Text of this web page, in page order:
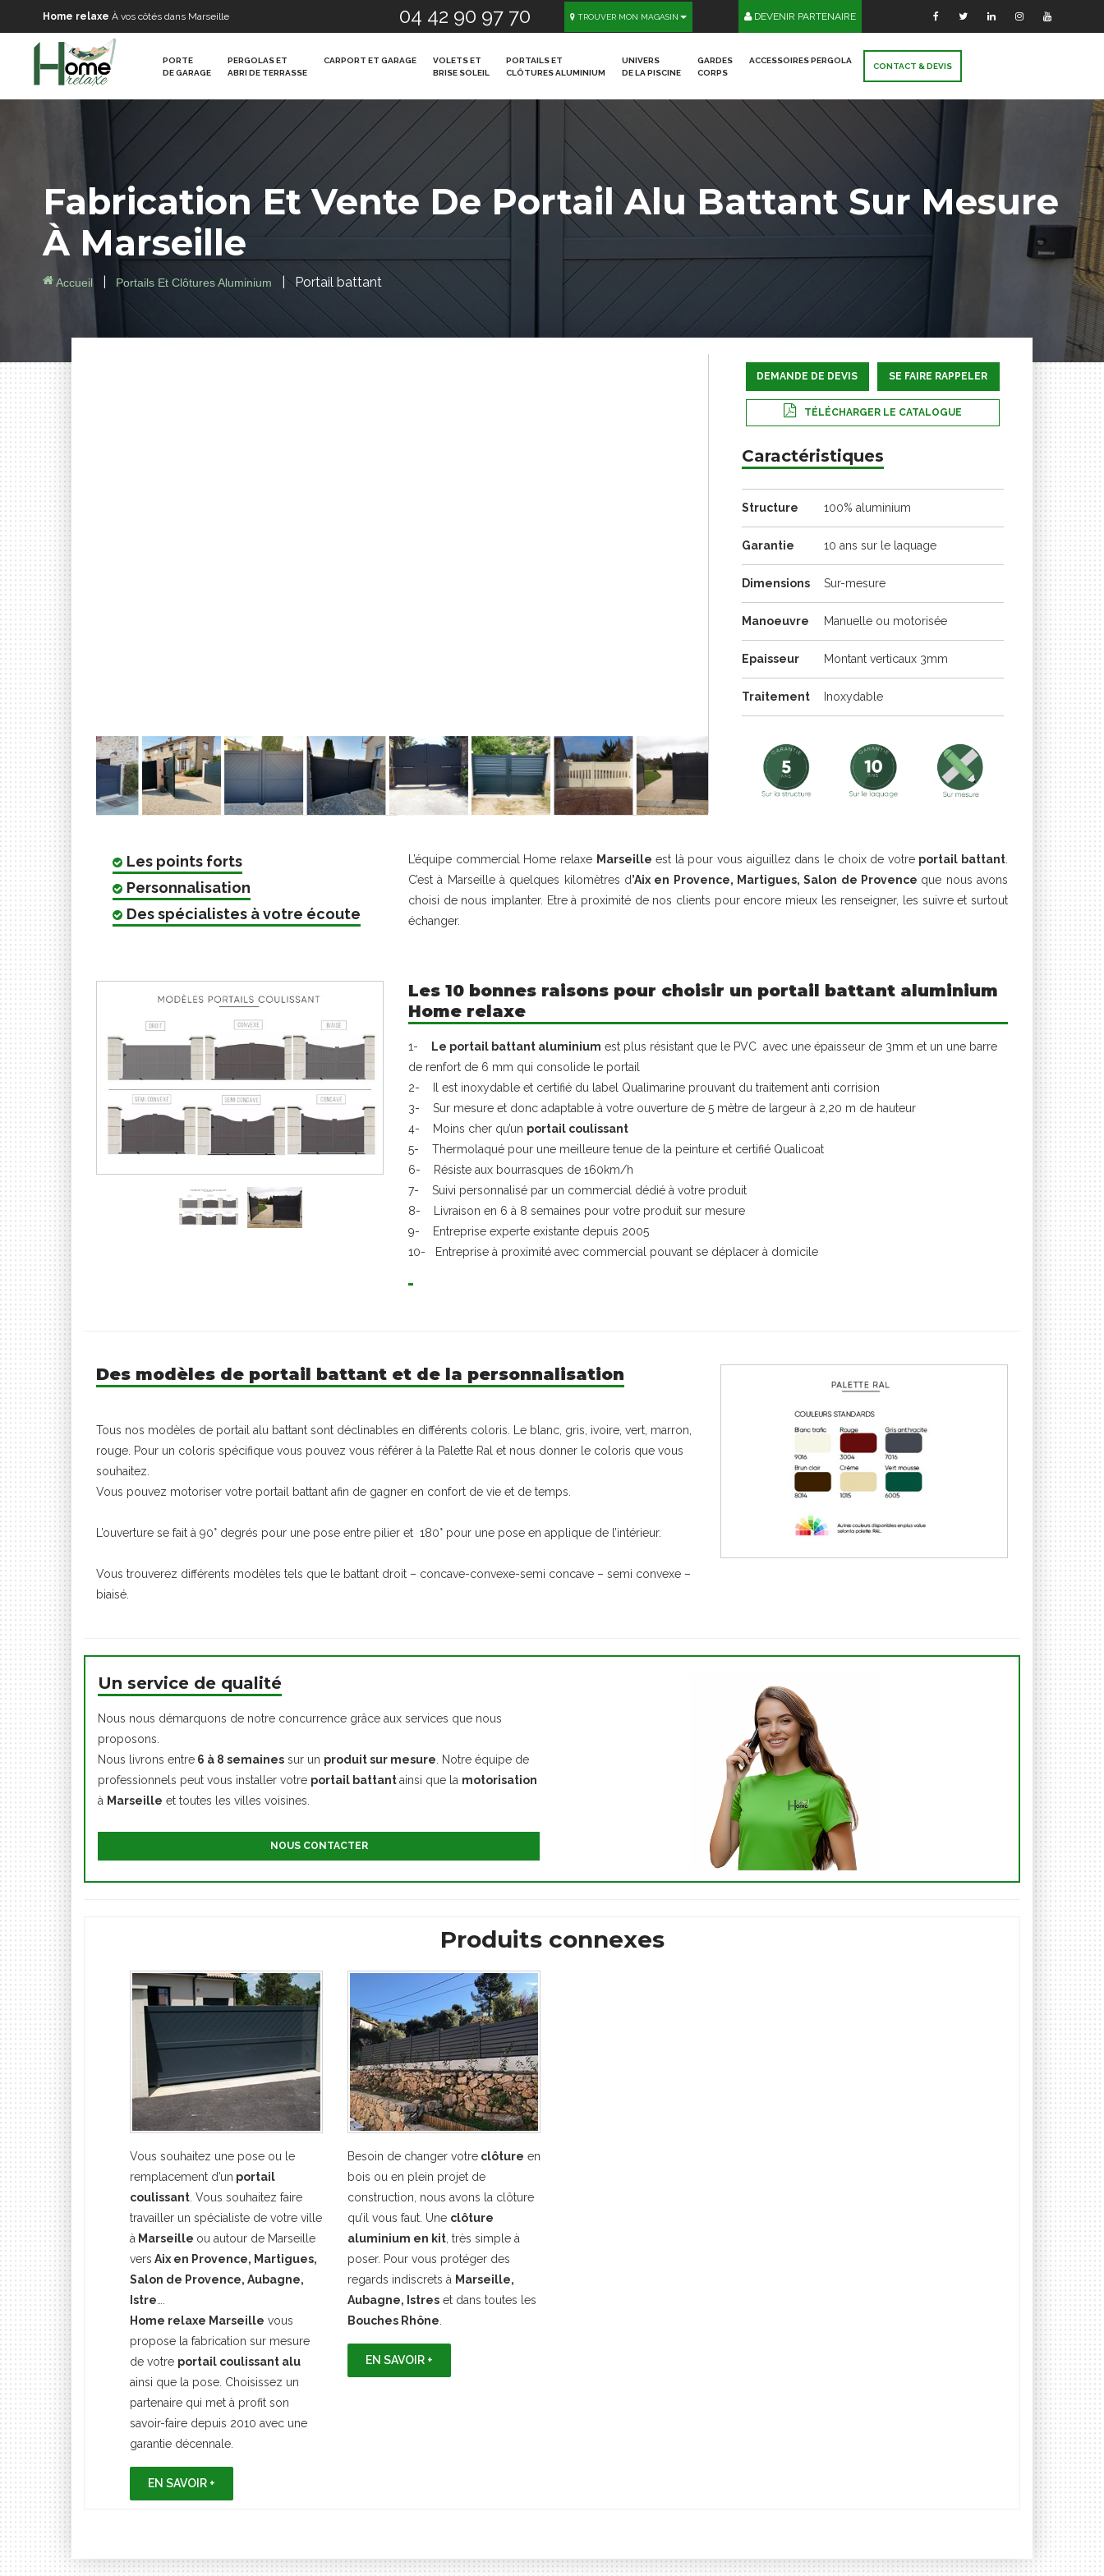
Home relaxe À vos côtés dans Marseille 04 42 90 97 70 TROUVER MON MAGASIN DEVENIR PARTENAIRE
PORTE
DE GARAGE
PERGOLAS ET
ABRI DE TERRASSE
CARPORT ET GARAGE
VOLETS ET
BRISE SOLEIL
PORTAILS ET
CLÔTURES ALUMINIUM
UNIVERS
DE LA PISCINE
GARDES
CORPS
ACCESSOIRES PERGOLA
CONTACT & DEVIS
Fabrication Et Vente DePortail Alu BattantSur Mesure
À Marseille
Accueil Portails Et Clôtures Aluminium | Portail battant
DEMANDE DE DEVIS SE FAIRE RAPPELER
TÉLÉCHARGER LE CATALOGUE
Caractéristiques
Structure 100% aluminium
Garantie 10 ans sur le laquage
Dimensions Sur-mesure
Manoeuvre Manuelle ou motorisée
Epaisseur Montant verticaux 3mm
Traitement Inoxydable
Les points forts
Personnalisation
Des spécialistes à votre écoute
L’équipe commercial Home relaxe Marseille est là pour vous aiguillez dans le choix de votre portail battant.
C’est à Marseille à quelques kilomètres d’Aix en Provence, Martigues, Salon de Provence que nous avons
choisi de nous implanter. Etre à proximité de nos clients pour encore mieux les renseigner, les suivre et surtout
échanger.
Les 10 bonnes raisons pour choisir un portail battant aluminium
Home relaxe
1- Le portail battant aluminium est plus résistant que le PVC avec une épaisseur de 3mm et un une barre
de renfort de 6 mm qui consolide le portail
2- Il est inoxydable et certifié du label Qualimarine prouvant du traitement anti corrision
3- Sur mesure et donc adaptable à votre ouverture de 5 mètre de largeur à 2,20 m de hauteur
4- Moins cher qu’un portail coulissant
5- Thermolaqué pour une meilleure tenue de la peinture et certifié Qualicoat
6- Résiste aux bourrasques de 160km/h
7- Suivi personnalisé par un commercial dédié à votre produit
8- Livraison en 6 à 8 semaines pour votre produit sur mesure
9- Entreprise experte existante depuis 2005
10- Entreprise à proximité avec commercial pouvant se déplacer à domicile
Des modèles de portail battant et de la personnalisation
Tous nos modèles de portail alu battant sont déclinables en différents coloris. Le blanc, gris, ivoire, vert, marron,
rouge. Pour un coloris spécifique vous pouvez vous référer à la Palette Ral et nous donner le coloris que vous
souhaitez.
Vous pouvez motoriser votre portail battant afin de gagner en confort de vie et de temps.
L’ouverture se fait à 90° degrés pour une pose entre pilier et 180° pour une pose en applique de l’intérieur.
Vous trouverez différents modèles tels que le battant droit – concave-convexe-semi concave – semi convexe –
biaisé.
Un service de qualité
Nous nous démarquons de notre concurrence grâce aux services que nous
proposons.
Nous livrons entre 6 à 8 semaines sur un produit sur mesure. Notre équipe de
professionnels peut vous installer votre portail battantainsi que la motorisation
à Marseille et toutes les villes voisines.
NOUS CONTACTER
Produits connexes
Vous souhaitez une pose ou le
remplacement d’un portail
coulissant. Vous souhaitez faire
travailler un spécialiste de votre ville
à Marseille ou autour de Marseille
vers Aix en Provence, Martigues,
Salon de Provence, Aubagne,
Istre….
Home relaxe Marseille vous
propose la fabrication sur mesure
de votre portail coulissant alu
ainsi que la pose. Choisissez un
partenaire qui met à profit son
savoir-faire depuis 2010 avec une
garantie décennale.
EN SAVOIR +
Besoin de changer votre clôture en
bois ou en plein projet de
construction, nous avons la clôture
qu’il vous faut. Une clôture
aluminium en kit, très simple à
poser. Pour vous protéger des
regards indiscrets à Marseille,
Aubagne, Istres et dans toutes les
Bouches Rhône.
EN SAVOIR +